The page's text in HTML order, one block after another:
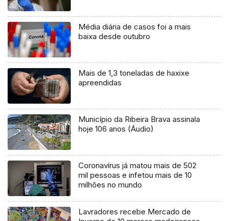
Média diária de casos foi a mais
baixa desde outubro
Mais de 1,3 toneladas de haxixe
apreendidas
Município da Ribeira Brava assinala
hoje 106 anos (Áudio)
Coronavírus já matou mais de 502
mil pessoas e infetou mais de 10
milhões no mundo
Lavradores recebe Mercado de